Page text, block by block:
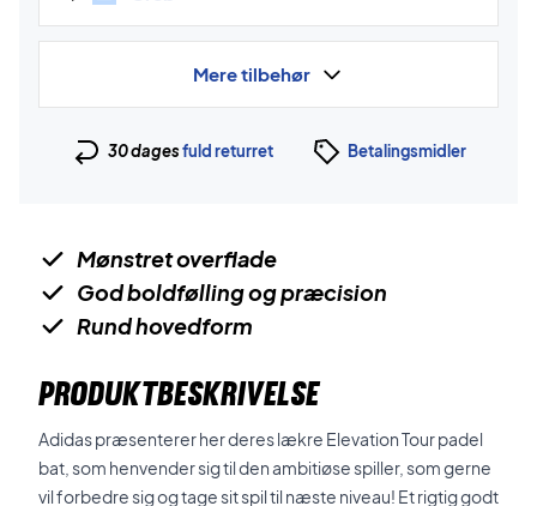
Mere tilbehør
30 dagesfuld returret Betalingsmidler
Mønstret overflade
God boldfølling og præcision
Rund hovedform
PRODUKTBESKRIVELSE
Adidas præsenterer her deres lækre Elevation Tour padel
bat, som henvender sig til den ambitiøse spiller, som gerne
vil forbedre sig og tage sit spil til næste niveau! Et rigtig godt